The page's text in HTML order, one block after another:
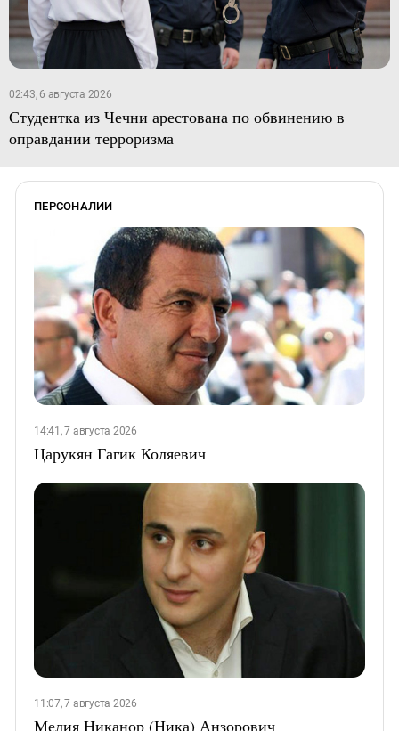
02:43, 6 августа 2026
Студентка из Чечни арестована по обвинению в
оправдании терроризма
ПЕРСОНАЛИИ
14:41, 7 августа 2026
Царукян Гагик Коляевич
11:07, 7 августа 2026
Мелия Никанор (Ника) Анзорович